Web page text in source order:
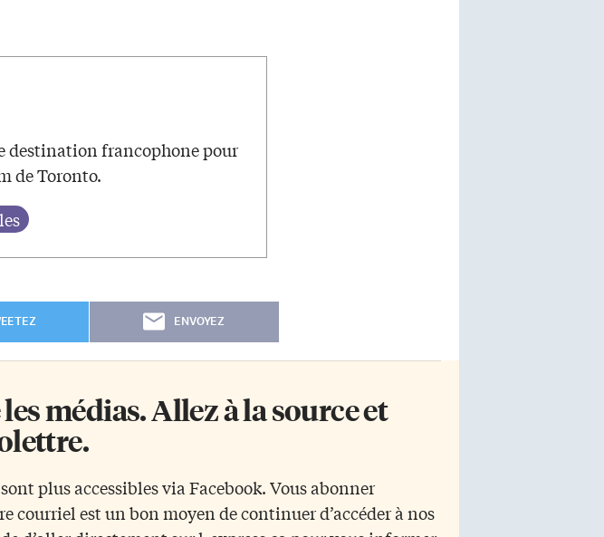
destination francophone pour
de Toronto.
ENVOYEZ
médias. Allez à la source et
plus accessibles via Facebook. Vous abonner
est un bon moyen de continuer d’accéder à nos